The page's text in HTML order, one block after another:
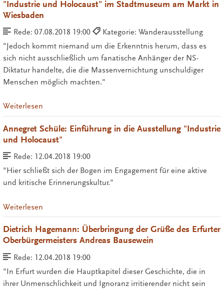
"Industrie und Holocaust" im Stadtmuseum am Markt in
Wiesbaden
Rede: 07.08.2018 19:00
Kategorie: Wanderausstellung
"Jedoch kommt niemand um die Erkenntnis herum, dass es
sich nicht ausschließlich um fanatische Anhänger der NS-
Diktatur handelte, die die Massenvernichtung unschuldiger
Menschen möglich machten."
Weiterlesen
Annegret Schüle: Einführung in die Ausstellung "Industrie
und Holocaust"
Rede: 12.04.2018 19:00
"Hier schließt sich der Bogen im Engagement für eine aktive
und kritische Erinnerungskultur."
Weiterlesen
Dietrich Hagemann: Überbringung der Grüße des Erfurter
Oberbürgermeisters Andreas Bausewein
Rede: 12.04.2018 19:00
"In Erfurt wurden die Hauptkapitel dieser Geschichte, die in
ihrer Unmenschlichkeit und Ignoranz irritierender nicht sein